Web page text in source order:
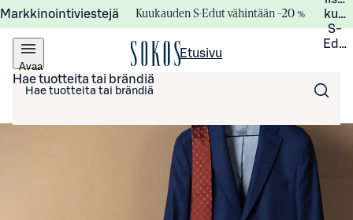
Markkinointiviestejä Kuukauden S-Edut vähintään –20 %
S-
Avaa
valikko
Etusivu
Hae tuotteita tai brändiä